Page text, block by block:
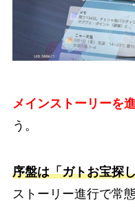
メインストーリーを
う。
序盤は「ガトお宝探
ストーリー進行で常